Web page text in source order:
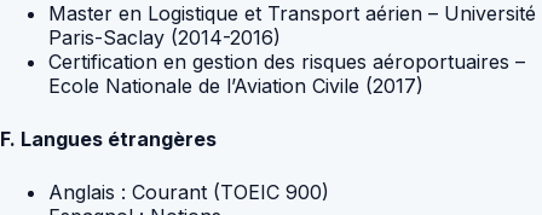
Master en Logistique et Transport aérien – Université
Paris-Saclay (2014-2016)
Certification en gestion des risques aéroportuaires –
Ecole Nationale de l’Aviation Civile (2017)
F. Langues étrangères
Anglais : Courant (TOEIC 900)